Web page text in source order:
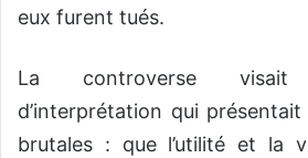
eux furent tués.
La controverse
d’interprétation qui
brutales : que l’utilité et la